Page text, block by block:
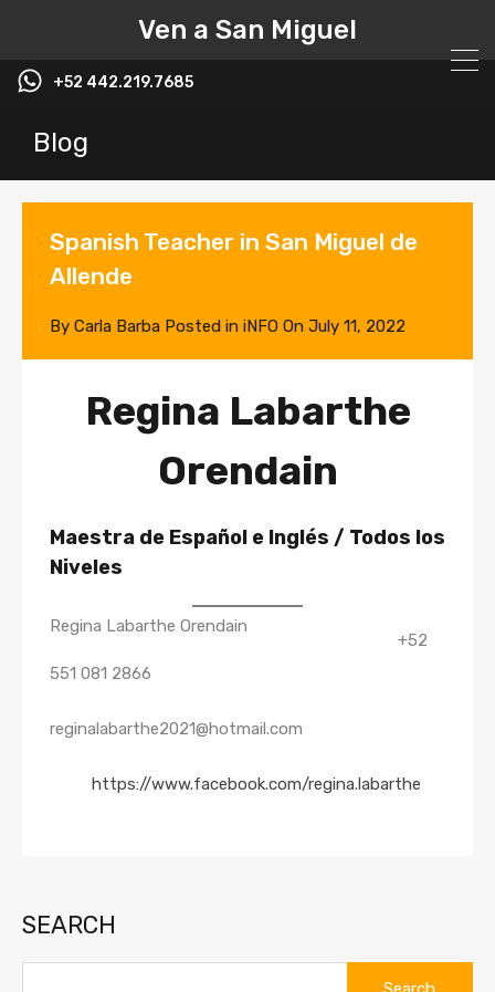
Ven a San Miguel
+52 442.219.7685
Blog
Spanish Teacher in San Miguel de
Allende
By Carla Barba Posted in iNFO On July 11, 2022
Regina Labarthe
Orendain
Maestra de Español e Inglés / Todos los
Niveles
Regina Labarthe Orendain
+52
551 081 2866
reginalabarthe2021@hotmail.com
https://www.facebook.com/regina.labarthe
SEARCH